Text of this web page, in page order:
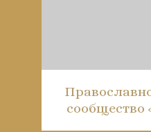
сообщество